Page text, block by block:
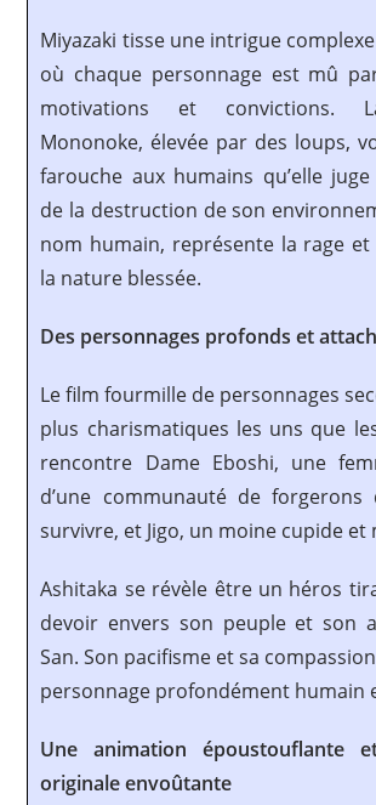
Miyazaki tisse une intrigue
où chaque personnage est mû
motivations et convictions.
Mononoke, élevée par des loups,
farouche aux humains qu’elle
de la destruction de son
nom humain, représente la rage
la nature blessée.
Des personnages profonds et
Le film fourmille de personnages
plus charismatiques les uns que
rencontre Dame Eboshi, une
d’une communauté de forgerons
survivre, et Jigo, un moine cupide
Ashitaka se révèle être un héros
devoir envers son peuple et son
San. Son pacifisme et sa
personnage profondément humain
Une animation époustouflante
originale envoûtante